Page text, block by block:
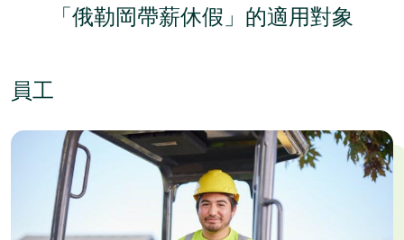
「俄勒岡帶薪休假」的適用對象
員工